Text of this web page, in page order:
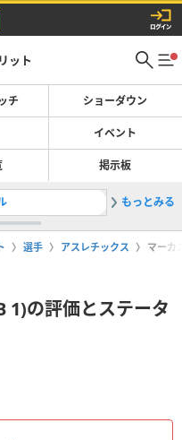
ット
チ ショーダウン
イベント
掲示板
2スター
もっとみる
選手 アスレチックス マーカ
1)の評価とステータ